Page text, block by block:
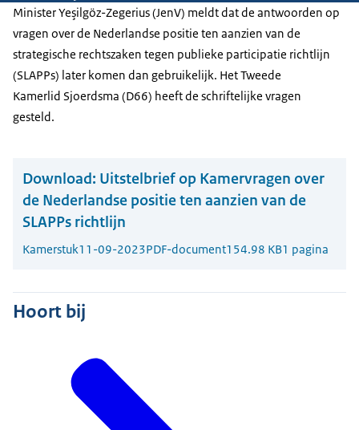
Minister Yeşilgöz-Zegerius (JenV) meldt dat de antwoorden op
vragen over de Nederlandse positie ten aanzien van de
strategische rechtszaken tegen publieke participatie richtlijn
(SLAPPs) later komen dan gebruikelijk. Het Tweede
Kamerlid Sjoerdsma (D66) heeft de schriftelijke vragen
gesteld.
Download: Uitstelbrief op Kamervragen over
de Nederlandse positie ten aanzien van de
SLAPPs richtlijn
Kamerstuk11-09-2023PDF-document154.98 KB1 pagina
Hoort bij